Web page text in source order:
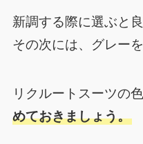
新調する際に選ぶと良
その次には、グレー
リクルートスーツの
めておきましょう。